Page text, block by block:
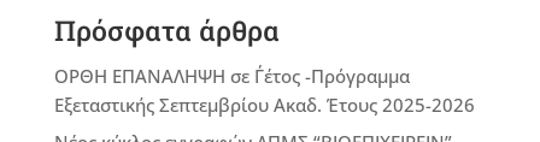
Πρόσφατα άρθρα
ΟΡΘΗ ΕΠΑΝΑΛΗΨΗ σε Γ΄έτος -Πρόγραμμα
Εξεταστικής Σεπτεμβρίου Ακαδ. Έτους 2025-2026